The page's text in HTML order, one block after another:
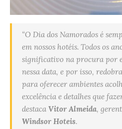
“O Dia dos Namorados é
em nossos hotéis. Todos os
significativo na procura por
nessa data, e por isso,
para oferecer ambientes
excelência e detalhes que
destaca Vitor Almeida,
Windsor Hoteis.